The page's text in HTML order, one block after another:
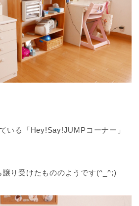
いる「Hey!Say!JUMPコーナー」
り受けたもののようです(^_^;)